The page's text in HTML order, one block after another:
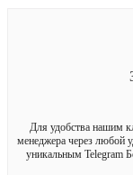
Для удобства нашим
менеджера через любой
уникальным Telegram